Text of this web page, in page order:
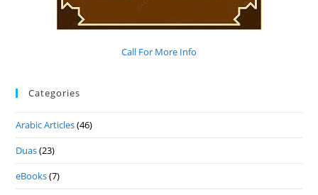
Call For More Info
Categories
Arabic Articles(46)
Duas(23)
eBooks(7)